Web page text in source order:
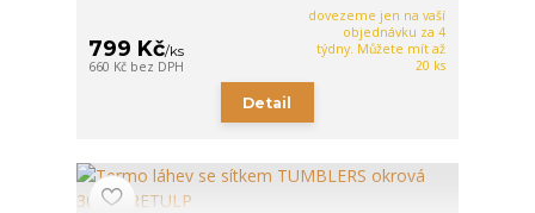
799 Kč/ks
660 Kč bez DPH
dovezeme jen na vaší
objednávku za 4
týdny. Můžete mít až
20 ks
Detail